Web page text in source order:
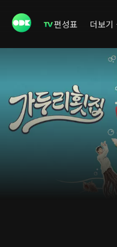
편성표 더보기